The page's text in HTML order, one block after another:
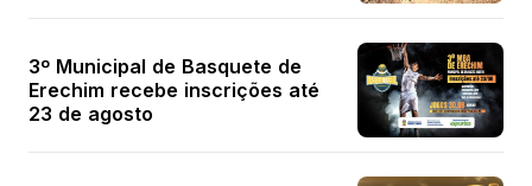
3º Municipal de Basquete de
Erechim recebe inscrições até
23 de agosto